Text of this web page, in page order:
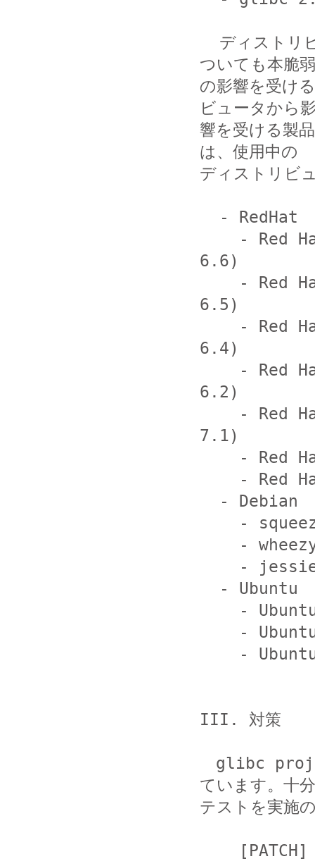
ついても本脆
の影響を受け
ビュータから
響を受ける製
は、使用中の
ディストリビ
6.6)
6.5)
6.4)
6.2)
7.1)
III. 対策
glibc project
ています。十
テストを実施